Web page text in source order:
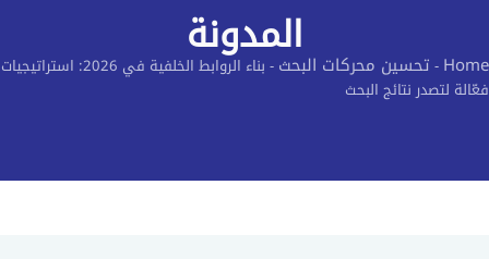
المدونة Home
- تحسين محركات البحث -
بناء الروابط الخلفية في 2026: استراتيجيات
فعّالة لتصدر نتائج البحث